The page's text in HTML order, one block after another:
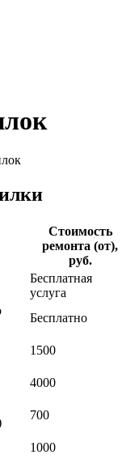
Стоимость
ремонта (от),
руб.
Бесплатная
услуга
Бесплатно
1500
4000
700
1000